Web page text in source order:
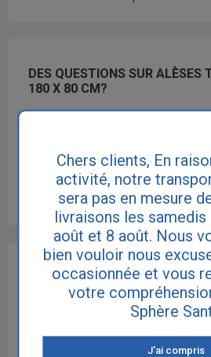
DES QUESTIONS SUR ALÈSES
180 X 80 CM?
Contactez-nous ou faites vous rappeler
RAPPELEZ MOI
OFFRE FIDÉLITÉ SUR LES
Chers clients, En
activité, notre
sera pas en mesure
livraisons les samedis
août et 8 août. Nous
bien vouloir nous
occasionnée et vous
votre
Sphère
J'ai compris